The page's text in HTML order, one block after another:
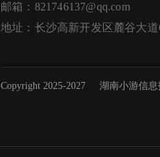
邮箱：821746137@qq.com
地址：长沙高新开发区麓谷大
Copyright 2025-2027 湖南小游信